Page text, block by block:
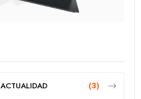
ACTUALIDAD (3)